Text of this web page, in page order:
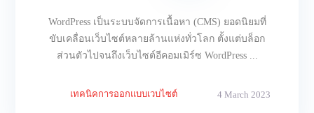
เทคนิคการออกแบบเวบไซต์ 4 March 2023
WordPress เป็นระบบจัดการเนื้อหา (CMS) ยอดนิยมที่
ขับเคลื่อนเว็บไซต์หลายล้านแห่งทั่วโลก ตั้งแต่บล็อก
ส่วนตัวไปจนถึงเว็บไซต์อีคอมเมิร์ซ WordPress ...